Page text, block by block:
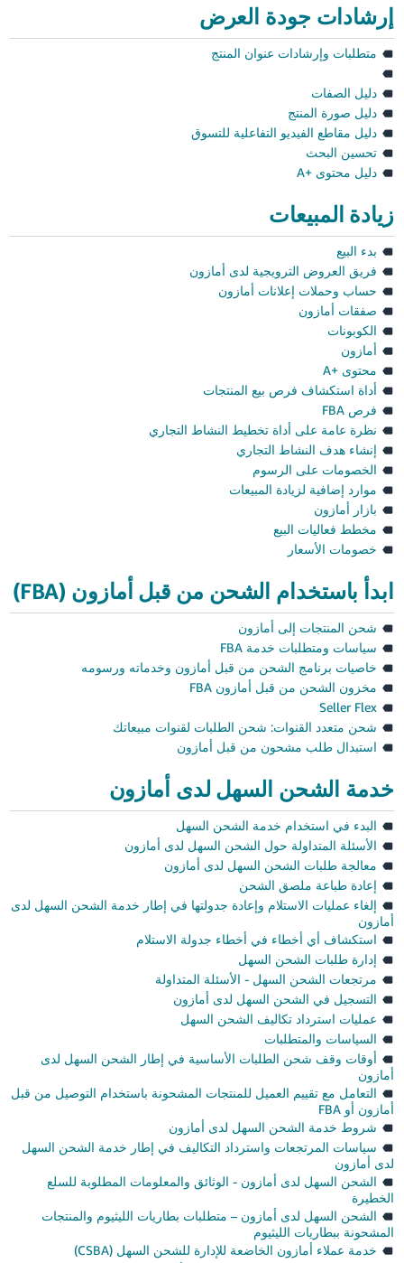
إرشادات جودة العرض
متطلبات وإرشادات عنوان المنتج
دليل الصفات
دليل صورة المنتج
دليل مقاطع الفيديو التفاعلية للتسوق
تحسين البحث
دليل محتوى +A
زيادة المبيعات
بدء البيع
فريق العروض الترويجية لدى أمازون
حساب وحملات إعلانات أمازون
صفقات أمازون
الكوبونات
أمازون
محتوى +A
أداة استكشاف فرص بيع المنتجات
فرص FBA
نظرة عامة على أداة تخطيط النشاط التجاري
إنشاء هدف النشاط التجاري
الخصومات على الرسوم
موارد إضافية لزيادة المبيعات
بازار أمازون
مخطط فعاليات البيع
خصومات الأسعار
ابدأ باستخدام الشحن من قبل أمازون (FBA)
شحن المنتجات إلى أمازون
سياسات ومتطلبات خدمة FBA
خاصيات برنامج الشحن من قبل أمازون وخدماته ورسومه
مخزون الشحن من قبل أمازون FBA
Seller Flex
شحن متعدد القنوات: شحن الطلبات لقنوات مبيعاتك
استبدال طلب مشحون من قبل أمازون
خدمة الشحن السهل لدى أمازون
البدء في استخدام خدمة الشحن السهل
الأسئلة المتداولة حول الشحن السهل لدى أمازون
معالجة طلبات الشحن السهل لدى أمازون
إعادة طباعة ملصق الشحن
إلغاء عمليات الاستلام وإعادة جدولتها في إطار خدمة الشحن السهل لدى
أمازون
استكشاف أي أخطاء في أخطاء جدولة الاستلام
إدارة طلبات الشحن السهل
مرتجعات الشحن السهل - الأسئلة المتداولة
التسجيل في الشحن السهل لدى أمازون
عمليات استرداد تكاليف الشحن السهل
السياسات والمتطلبات
أوقات وقف شحن الطلبات الأساسية في إطار الشحن السهل لدى
أمازون
التعامل مع تقييم العميل للمنتجات المشحونة باستخدام التوصيل من قبل
أمازون أو FBA
شروط خدمة الشحن السهل لدى أمازون
سياسات المرتجعات واسترداد التكاليف في إطار خدمة الشحن السهل
لدى أمازون
الشحن السهل لدى أمازون - الوثائق والمعلومات المطلوبة للسلع
الخطيرة
الشحن السهل لدى أمازون – متطلبات بطاريات الليثيوم والمنتجات
المشحونة ببطاريات الليثيوم
خدمة عملاء أمازون الخاضعة للإدارة للشحن السهل ‎(CSBA)‎